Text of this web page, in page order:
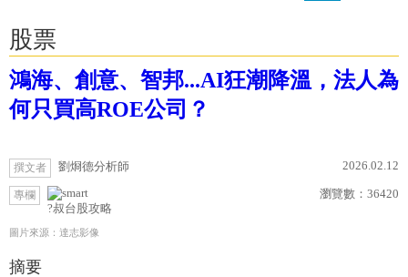
股票
鴻海、創意、智邦...AI狂潮降溫，法人為
何只買高ROE公司？
撰文者 劉烱德分析師 2026.02.12
專欄
?叔台股攻略
瀏覽數： 36420
圖片來源：達志影像
摘要